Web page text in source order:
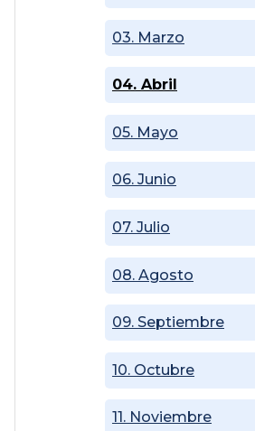
03. Marzo
04. Abril
05. Mayo
06. Junio
07. Julio
08. Agosto
09. Septiembre
10. Octubre
11. Noviembre